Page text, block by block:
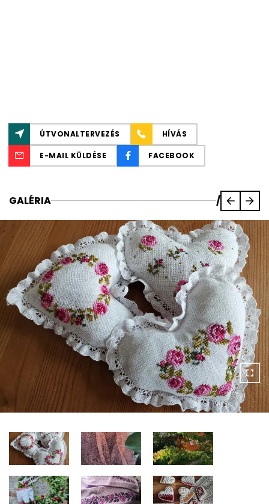
ÚTVONALTERVEZÉS HÍVÁS
E-MAIL KÜLDÉSE FACEBOOK
GALÉRIA /